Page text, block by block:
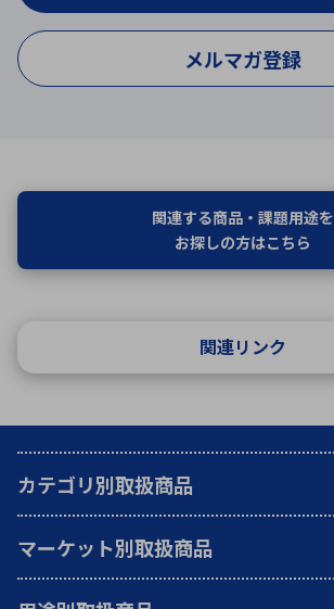
メルマガ登録
関連する商品・課題用途を
お探しの方はこちら
関連リンク
カテゴリ別取扱商品
マーケット別取扱商品